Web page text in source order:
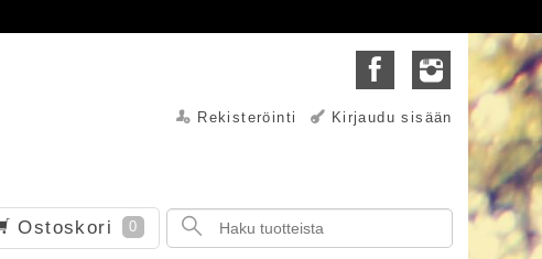
Rekisteröinti Kirjaudu sisään
Ostoskori 0